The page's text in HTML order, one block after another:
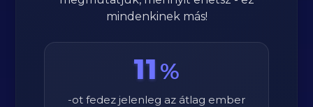
mindenkinek más!
11 %
-ot fedez jelenleg az átlag ember